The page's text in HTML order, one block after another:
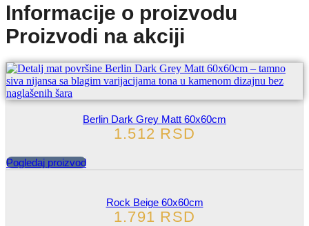
Informacije o proizvodu
Proizvodi na akciji
Berlin Dark Grey Matt 60x60cm
1.512 RSD
Pogledaj proizvod
Rock Beige 60x60cm
1.791 RSD